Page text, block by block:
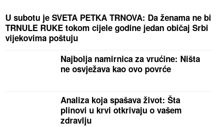
U subotu je SVETA PETKA TRNOVA: Da ženama ne bi
TRNULE RUKE tokom cijele godine jedan običaj Srbi
vijekovima poštuju
Najbolja namirnica za vrućine: Ništa
ne osvježava kao ovo povrće
Analiza koja spašava život: Šta
plinovi u krvi otkrivaju o vašem
zdravlju